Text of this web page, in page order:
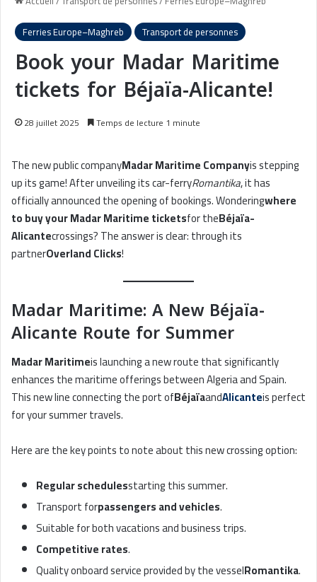
Ferries Europe–Maghreb
Transport de personnes
Book your Madar Maritime
tickets for Béjaïa-Alicante!
28 juillet 2025 Temps de lecture 1 minute
The new public companyMadar Maritime Companyis stepping
up its game! After unveiling its car-ferryRomantika, it has
officially announced the opening of bookings. Wonderingwhere
to buy your Madar Maritime ticketsfor theBéjaïa-
Alicantecrossings? The answer is clear: through its
partnerOverland Clicks!
Madar Maritime: A New Béjaïa-
Alicante Route for Summer
Madar Maritimeis launching a new route that significantly
enhances the maritime offerings between Algeria and Spain.
This new line connecting the port ofBéjaïaandAlicanteis perfect
for your summer travels.
Here are the key points to note about this new crossing option:
Regular schedulesstarting this summer.
Transport forpassengers and vehicles.
Suitable for both vacations and business trips.
Competitive rates.
Quality onboard service provided by the vesselRomantika.